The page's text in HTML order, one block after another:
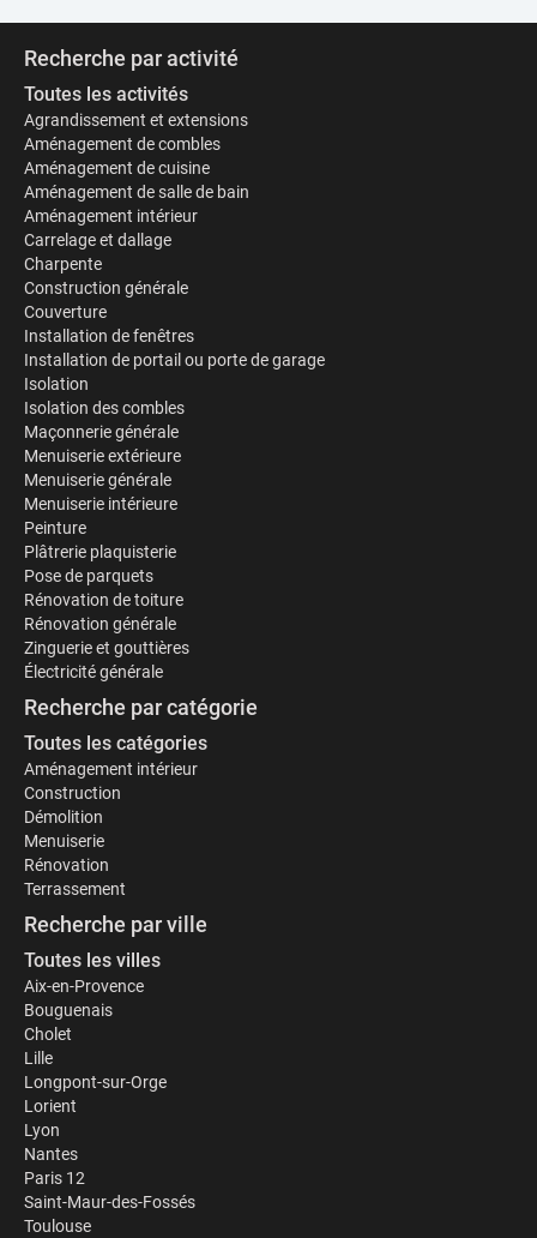
Recherche par activité
Toutes les activités
Agrandissement et extensions
Aménagement de combles
Aménagement de cuisine
Aménagement de salle de bain
Aménagement intérieur
Carrelage et dallage
Charpente
Construction générale
Couverture
Installation de fenêtres
Installation de portail ou porte de garage
Isolation
Isolation des combles
Maçonnerie générale
Menuiserie extérieure
Menuiserie générale
Menuiserie intérieure
Peinture
Plâtrerie plaquisterie
Pose de parquets
Rénovation de toiture
Rénovation générale
Zinguerie et gouttières
Électricité générale
Recherche par catégorie
Toutes les catégories
Aménagement intérieur
Construction
Démolition
Menuiserie
Rénovation
Terrassement
Recherche par ville
Toutes les villes
Aix-en-Provence
Bouguenais
Cholet
Lille
Longpont-sur-Orge
Lorient
Lyon
Nantes
Paris 12
Saint-Maur-des-Fossés
Toulouse